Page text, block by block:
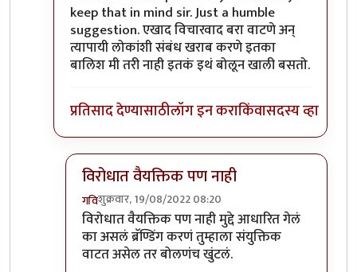
keep that in mind sir. Just a humble
suggestion. एखाद विचारवाद बरा वाटणे अन्
त्यापायी लोकांशी संबंध खराब करणे इतका
बालिश मी तरी नाही इतकं इथं बोलून खाली बसतो.
प्रतिसाद देण्यासाठीलॉग इन कराकिंवासदस्य व्हा
विरोधात वैयक्तिक पण नाही
गविशुक्रवार, 19/08/2022 08:20
In reply toआमचं सोडा डॉक्टरbyजेम्स वांड
विरोधात वैयक्तिक पण नाही मुद्दे आधारित गेलं
का असलं ब्रॅण्डिंग करणं तुम्हाला संयुक्तिक
वाटत असेल तर बोलणंच खुंटलं.